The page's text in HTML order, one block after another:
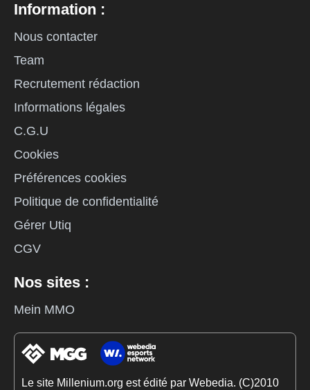
Information :
Nous contacter
Team
Recrutement rédaction
Informations légales
C.G.U
Cookies
Préférences cookies
Politique de confidentialité
Gérer Utiq
CGV
Nos sites :
Mein MMO
Le site Millenium.org est édité par Webedia. (C)2010